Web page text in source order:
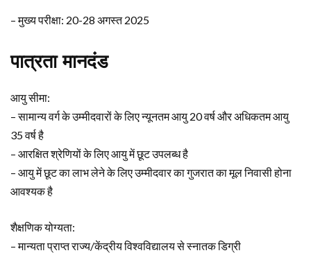
– मुख्य परीक्षा: 20-28 अगस्त 2025
पात्रता मानदंड
आयु सीमा:
– सामान्य वर्ग के उम्मीदवारों के लिए न्यूनतम आयु 20 वर्ष और अधिकतम आयु
35 वर्ष है
– आरक्षित श्रेणियों के लिए आयु में छूट उपलब्ध है
– आयु में छूट का लाभ लेने के लिए उम्मीदवार का गुजरात का मूल निवासी होना
आवश्यक है
शैक्षणिक योग्यता:
– मान्यता प्राप्त राज्य/केंद्रीय विश्वविद्यालय से स्नातक डिग्री